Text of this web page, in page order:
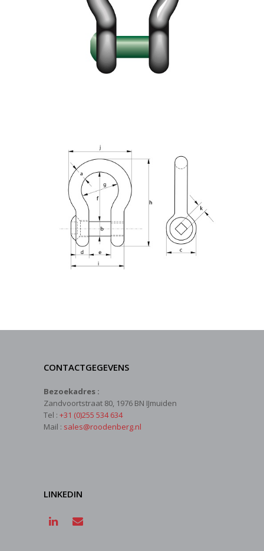
CONTACTGEGEVENS
Bezoekadres :
Zandvoortstraat 80, 1976 BN IJmuiden
Tel : +31 (0)255 534 634
Mail : sales@roodenberg.nl
LINKEDIN